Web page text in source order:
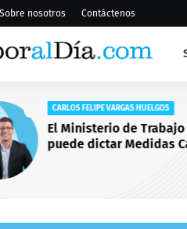
Sobre nosotros Contáctenos
CARLOS FELIPE VARGAS HUELGOS
El Ministerio de Trabajo
puede dictar Medidas